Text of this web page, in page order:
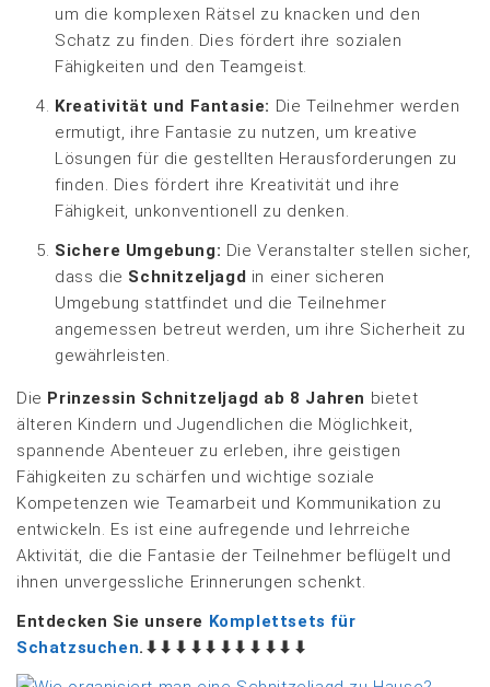
um die komplexen Rätsel zu knacken und den
Schatz zu finden. Dies fördert ihre sozialen
Fähigkeiten und den Teamgeist.
Kreativität und Fantasie: Die Teilnehmer werden
ermutigt, ihre Fantasie zu nutzen, um kreative
Lösungen für die gestellten Herausforderungen zu
finden. Dies fördert ihre Kreativität und ihre
Fähigkeit, unkonventionell zu denken.
Sichere Umgebung: Die Veranstalter stellen sicher,
dass die Schnitzeljagd in einer sicheren
Umgebung stattfindet und die Teilnehmer
angemessen betreut werden, um ihre Sicherheit zu
gewährleisten.
Die Prinzessin Schnitzeljagd ab 8 Jahren bietet
älteren Kindern und Jugendlichen die Möglichkeit,
spannende Abenteuer zu erleben, ihre geistigen
Fähigkeiten zu schärfen und wichtige soziale
Kompetenzen wie Teamarbeit und Kommunikation zu
entwickeln. Es ist eine aufregende und lehrreiche
Aktivität, die die Fantasie der Teilnehmer beflügelt und
ihnen unvergessliche Erinnerungen schenkt.
Entdecken Sie unsere Komplettsets für
Schatzsuchen.⬇⬇⬇⬇⬇⬇⬇⬇⬇⬇⬇